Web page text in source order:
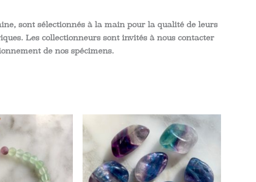
sont sélectionnés à la main pour la qualité de leurs
Les collectionneurs sont invités à nous contacter
de nos spécimens.